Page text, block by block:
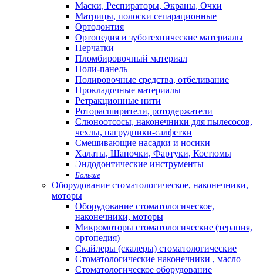
Маски, Респираторы, Экраны, Очки
Матрицы, полоски сепарационные
Ортодонтия
Ортопедия и зуботехнические материалы
Перчатки
Пломбировочный материал
Поли-панель
Полировочные средства, отбеливание
Прокладочные материалы
Ретракционные нити
Роторасширители, ротодержатели
Слюноотсосы, наконечники для пылесосов,
чехлы, нагрудники-салфетки
Смешивающие насадки и носики
Халаты, Шапочки, Фартуки, Костюмы
Эндодонтические инструменты
Больше
Оборудование стоматологическое, наконечники,
моторы
Оборудование стоматологическое,
наконечники, моторы
Микромоторы стоматологические (терапия,
ортопедия)
Скайлеры (скалеры) стоматологические
Стоматологические наконечники , масло
Стоматологическое оборудование